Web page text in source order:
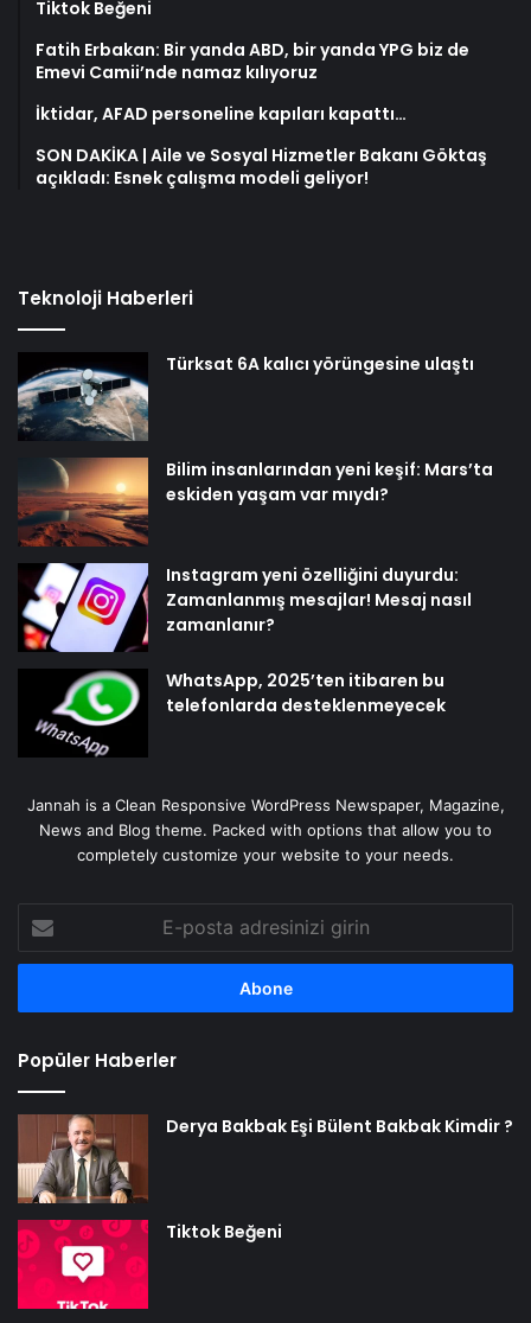
Tiktok Beğeni
Fatih Erbakan: Bir yanda ABD, bir yanda YPG biz de
Emevi Camii’nde namaz kılıyoruz
İktidar, AFAD personeline kapıları kapattı…
SON DAKİKA | Aile ve Sosyal Hizmetler Bakanı Göktaş
açıkladı: Esnek çalışma modeli geliyor!
Teknoloji Haberleri
Türksat 6A kalıcı yörüngesine ulaştı
Bilim insanlarından yeni keşif: Mars’ta
eskiden yaşam var mıydı?
Instagram yeni özelliğini duyurdu:
Zamanlanmış mesajlar! Mesaj nasıl
zamanlanır?
WhatsApp, 2025’ten itibaren bu
telefonlarda desteklenmeyecek
Jannah is a Clean Responsive WordPress Newspaper, Magazine,
News and Blog theme. Packed with options that allow you to
completely customize your website to your needs.
posta
adresinizi
Popüler Haberler
Derya Bakbak Eşi Bülent Bakbak Kimdir ?
Tiktok Beğeni